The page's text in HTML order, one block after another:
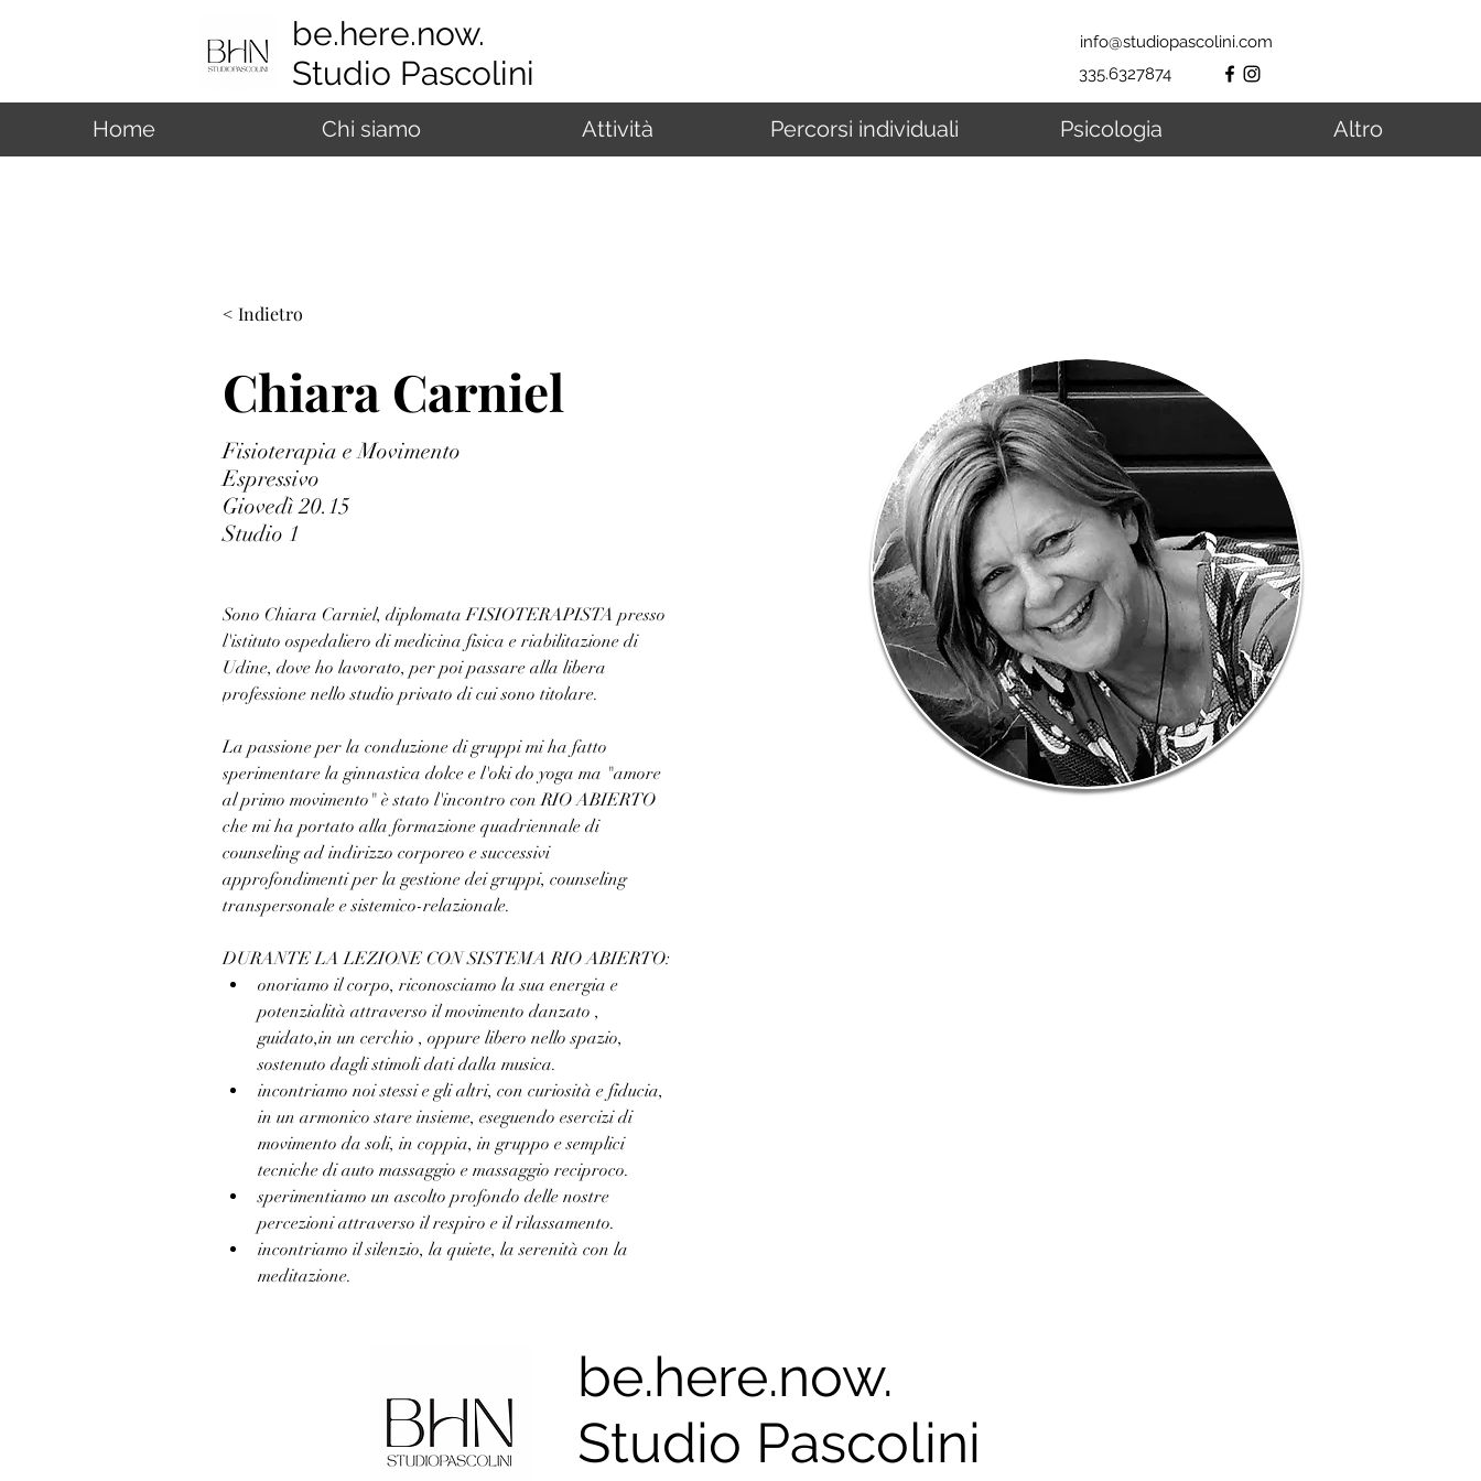
be.here.now.
Studio Pascolini
info@studiopascolini.com
335.6327874
Home Chi siamo Attività Percorsi individuali Psicologia Altro
< Indietro
Chiara Carniel
Fisioterapia e Movimento
Espressivo
Giovedì 20.15
Studio 1
Sono Chiara Carniel, diplomata FISIOTERAPISTA presso
l'istituto ospedaliero di medicina fisica e riabilitazione di
Udine, dove ho lavorato, per poi passare alla libera
professione nello studio privato di cui sono titolare.
La passione per la conduzione di gruppi mi ha fatto
sperimentare la ginnastica dolce e l'oki do yoga ma "amore
al primo movimento" è stato l'incontro con RIO ABIERTO
che mi ha portato alla formazione quadriennale di
counseling ad indirizzo corporeo e successivi
approfondimenti per la gestione dei gruppi, counseling
transpersonale e sistemico-relazionale.
DURANTE LA LEZIONE CON SISTEMA RIO ABIERTO:
﻿onoriamo il corpo, riconosciamo la sua energia e
potenzialità attraverso il movimento danzato ,
guidato,in un cerchio , oppure libero nello spazio,
sostenuto dagli stimoli dati dalla musica.
﻿incontriamo noi stessi e gli altri, con curiosità e fiducia,
in un armonico stare insieme, eseguendo esercizi di
movimento da soli, in coppia, in gruppo e semplici
tecniche di auto massaggio e massaggio reciproco.
﻿sperimentiamo un ascolto profondo delle nostre
percezioni attraverso il respiro e il rilassamento.
﻿incontriamo il silenzio, la quiete, la serenità con la
meditazione.
be.here.now.
Studio Pascolini